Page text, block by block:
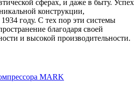
сферах, и даже в быту. Успех
конструкции,
году. С тех пор эти системы
благодаря своей
и высокой производительности.